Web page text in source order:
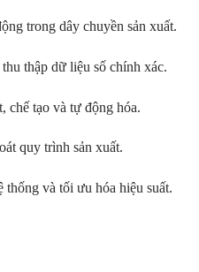
trong dây chuyền sản xuất.
thập dữ liệu số chính xác.
chế tạo và tự động hóa.
quy trình sản xuất.
thống và tối ưu hóa hiệu suất.